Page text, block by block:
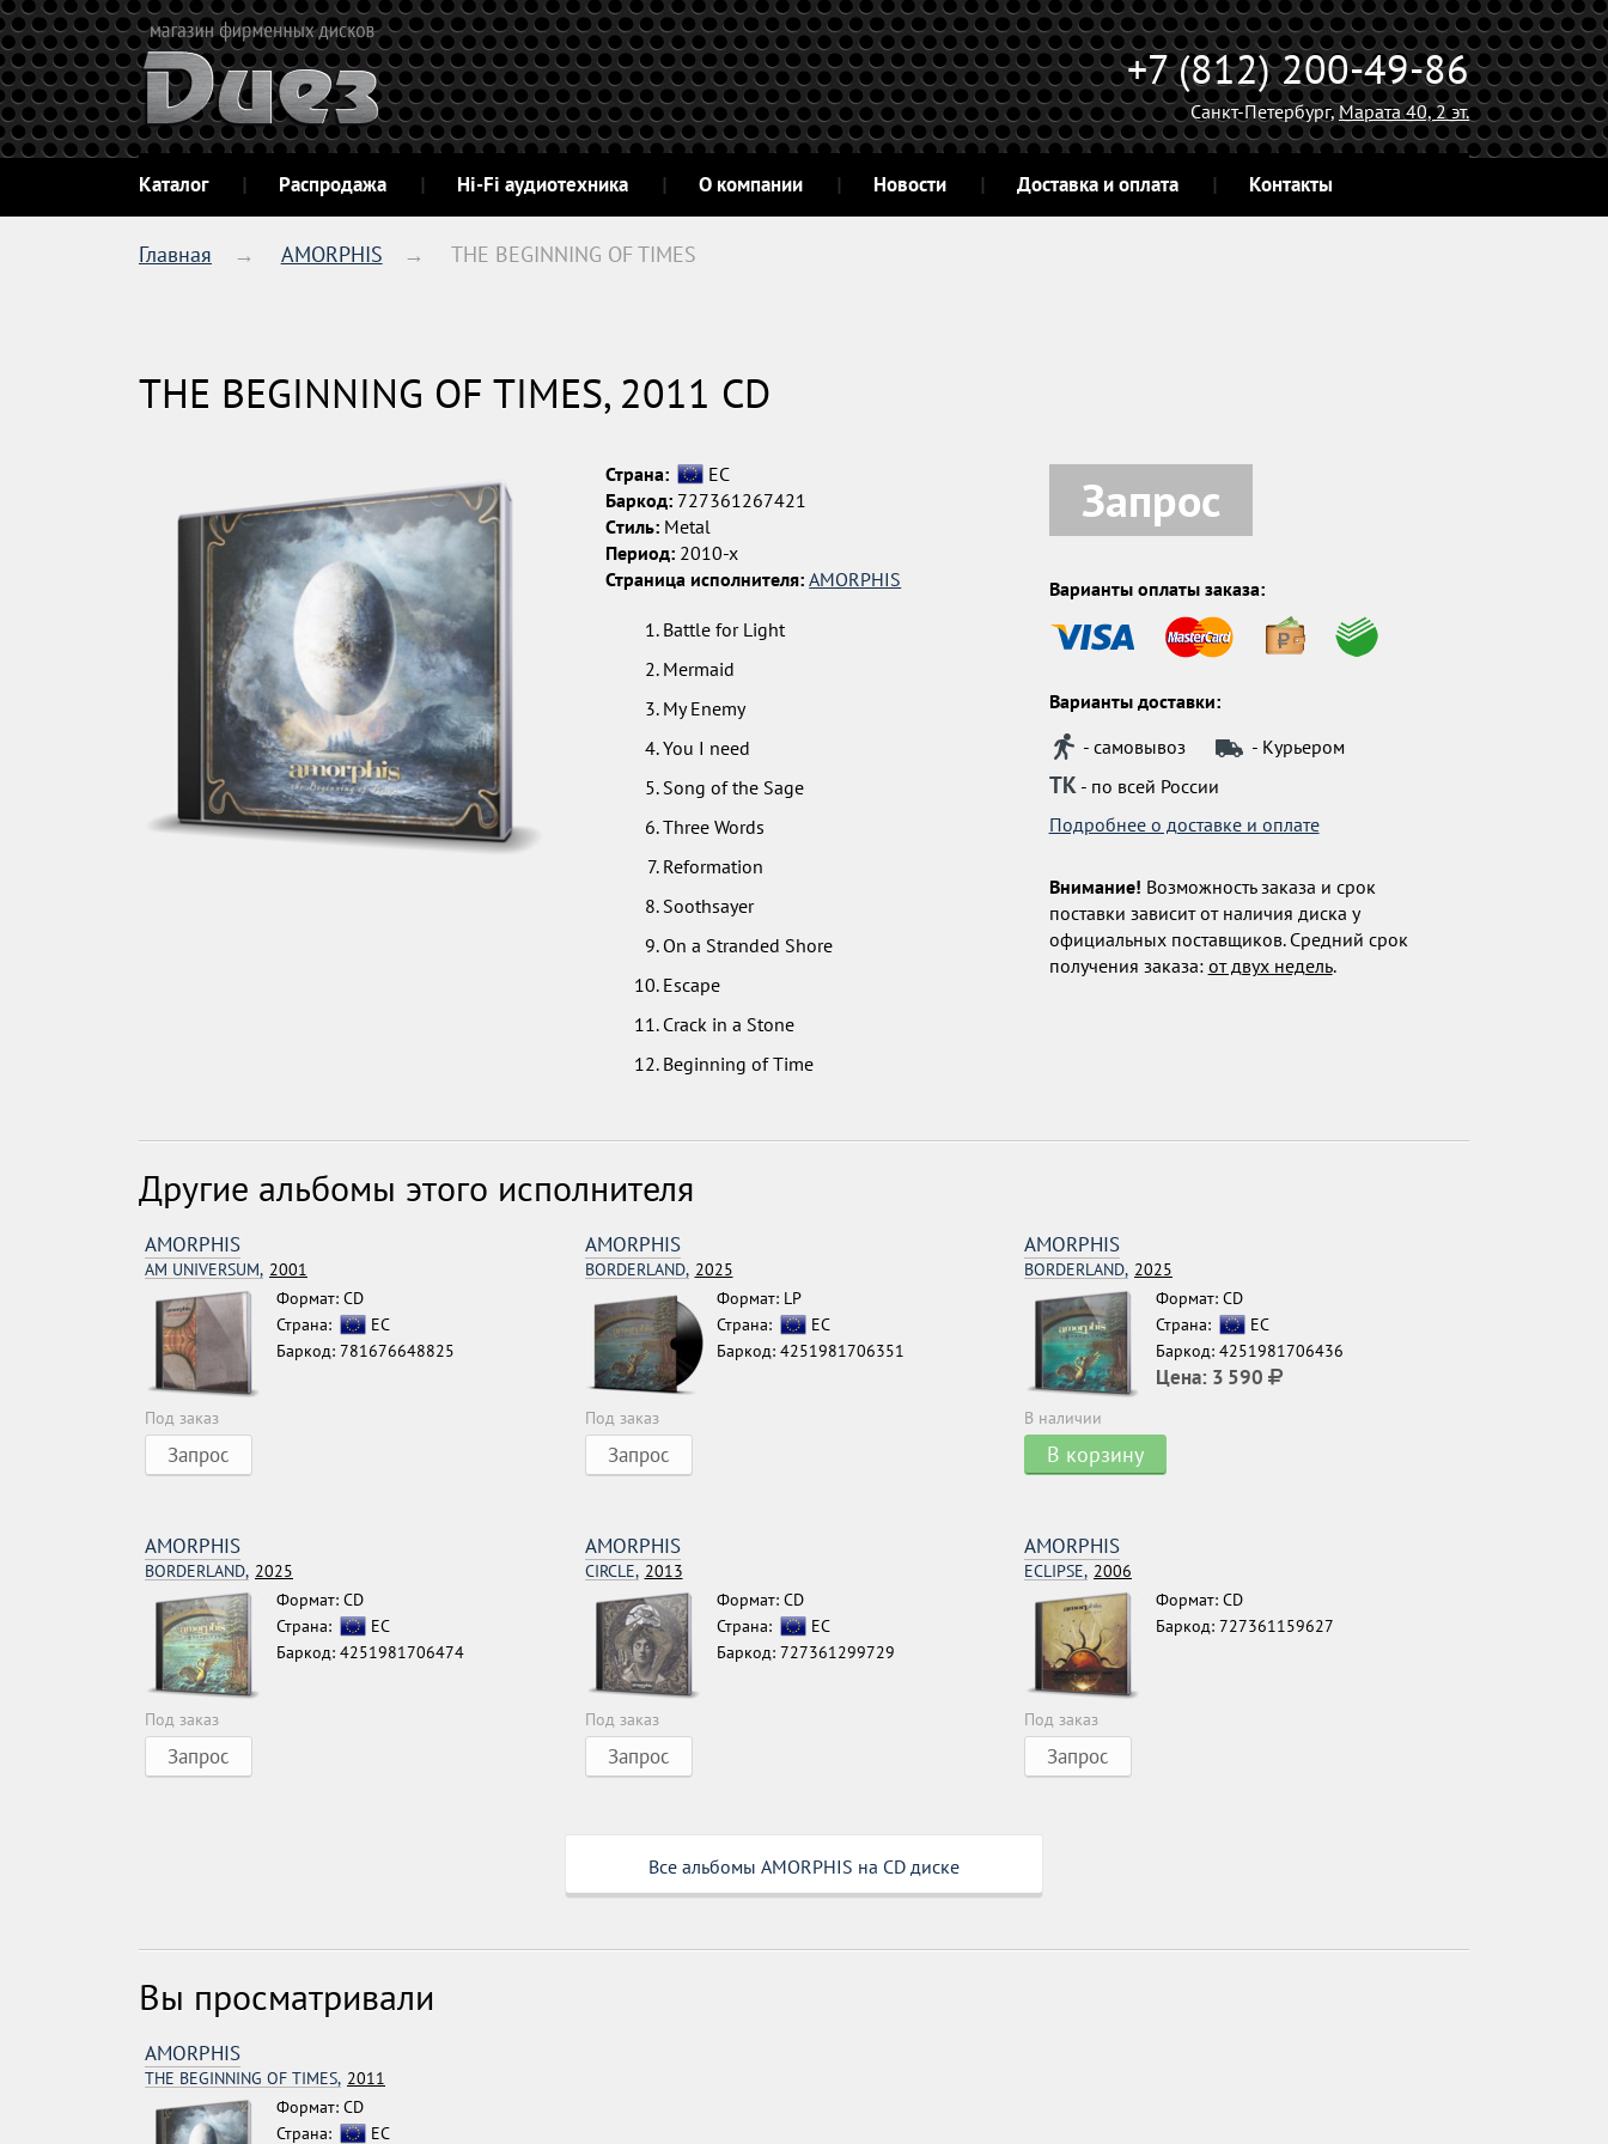
+7 (812) 200-49-86
Санкт-Петербург,Марата 40, 2 эт.
Каталог Распродажа Hi-Fi аудиотехника О компании Новости Доставка и оплата Контакты
Главная AMORPHIS THE BEGINNING OF TIMES
THE BEGINNING OF TIMES, 2011 CD
Страна:
ЕС
Баркод: 727361267421
Cтиль: Metal
Период: 2010-х
Страница исполнителя:AMORPHIS
Battle for Light
Mermaid
My Enemy
You I need
Song of the Sage
Three Words
Reformation
Soothsayer
On a Stranded Shore
Escape
Crack in a Stone
Beginning of Time
Запрос
Варианты оплаты заказа:
Варианты доставки:
- самовывоз
- Курьером
ТК - по всей России
Подробнее о доставке и оплате
Внимание! Возможность заказа и срок
поставки зависит от наличия диска у
официальных поставщиков. Средний срок
получения заказа: от двух недель.
Другие альбомы этого исполнителя
AMORPHIS
AM UNIVERSUM, 2001
Формат: CD
Страна:
ЕС
Баркод: 781676648825
Под заказ
Запрос
AMORPHIS
BORDERLAND, 2025
Формат: LP
Страна:
ЕС
Баркод: 4251981706351
Под заказ
Запрос
AMORPHIS
BORDERLAND, 2025
Формат: CD
Страна:
ЕС
Баркод: 4251981706436
Цена: 3 590
В наличии
В корзину
AMORPHIS
BORDERLAND, 2025
Формат: CD
Страна:
ЕС
Баркод: 4251981706474
Под заказ
Запрос
AMORPHIS
CIRCLE, 2013
Формат: CD
Страна:
ЕС
Баркод: 727361299729
Под заказ
Запрос
AMORPHIS
ECLIPSE, 2006
Формат: CD
Баркод: 727361159627
Под заказ
Запрос
Все альбомы AMORPHIS на CD диске
Вы просматривали
AMORPHIS
THE BEGINNING OF TIMES, 2011
Формат: CD
Страна:
ЕС